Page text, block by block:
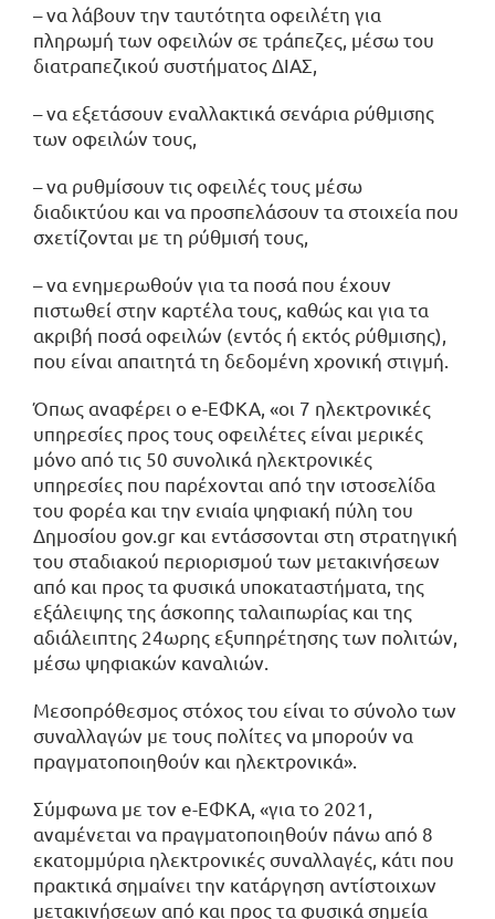
– να λάβουν την ταυτότητα οφειλέτη για
πληρωμή των οφειλών σε τράπεζες, μέσω του
διατραπεζικού συστήματος ΔΙΑΣ,
– να εξετάσουν εναλλακτικά σενάρια ρύθμισης
των οφειλών τους,
– να ρυθμίσουν τις οφειλές τους μέσω
διαδικτύου και να προσπελάσουν τα στοιχεία που
σχετίζονται με τη ρύθμισή τους,
– να ενημερωθούν για τα ποσά που έχουν
πιστωθεί στην καρτέλα τους, καθώς και για τα
ακριβή ποσά οφειλών (εντός ή εκτός ρύθμισης),
που είναι απαιτητά τη δεδομένη χρονική στιγμή.
Όπως αναφέρει ο e-ΕΦΚΑ, «οι 7 ηλεκτρονικές
υπηρεσίες προς τους οφειλέτες είναι μερικές
μόνο από τις 50 συνολικά ηλεκτρονικές
υπηρεσίες που παρέχονται από την ιστοσελίδα
του φορέα και την ενιαία ψηφιακή πύλη του
Δημοσίου gov.gr και εντάσσονται στη στρατηγική
του σταδιακού περιορισμού των μετακινήσεων
από και προς τα φυσικά υποκαταστήματα, της
εξάλειψης της άσκοπης ταλαιπωρίας και της
αδιάλειπτης 24ωρης εξυπηρέτησης των πολιτών,
μέσω ψηφιακών καναλιών.
Μεσοπρόθεσμος στόχος του είναι το σύνολο των
συναλλαγών με τους πολίτες να μπορούν να
πραγματοποιηθούν και ηλεκτρονικά».
Σύμφωνα με τον e-ΕΦΚΑ, «για το 2021,
αναμένεται να πραγματοποιηθούν πάνω από 8
εκατομμύρια ηλεκτρονικές συναλλαγές, κάτι που
πρακτικά σημαίνει την κατάργηση αντίστοιχων
μετακινήσεων από και προς τα φυσικά σημεία